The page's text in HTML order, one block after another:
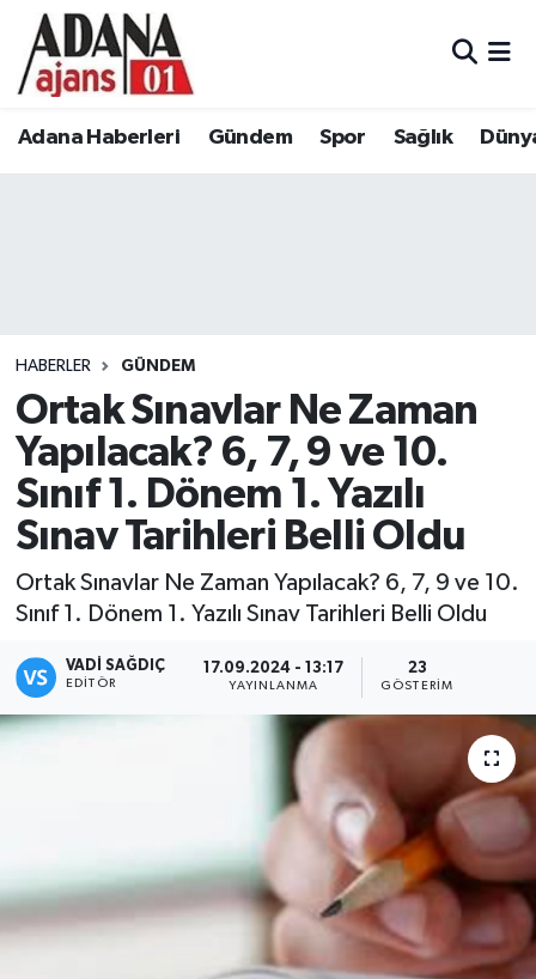
Adana Haberleri Gündem Spor Sağlık
HABERLER GÜNDEM
Ortak Sınavlar Ne Zaman
Yapılacak? 6, 7, 9 ve 10.
Sınıf 1. Dönem 1. Yazılı
Sınav Tarihleri Belli Oldu
Ortak Sınavlar Ne Zaman Yapılacak? 6, 7, 9 ve 10.
Sınıf 1. Dönem 1. Yazılı Sınav Tarihleri Belli Oldu
VADI SAĞDIÇ
EDITÖR
17.09.2024 - 13:17
YAYINLANMA
23
GÖSTERIM
Adana Haberleri
Eğitim
Siyaset
Ekonomi
Kadın
Adana Nöbetçi Eczaneler
Tüm Manşetler
Son Dakika Haberleri
Haber Arşivi